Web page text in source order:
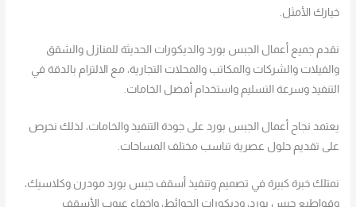
خيارك الأمثل.
نقدم جميع أعمال الجبس بورد والديكورات الحديثة للمنازل والشقق
والفيلات والشركات والمكاتب والمحلات التجارية، مع الالتزام بالدقة في
التنفيذ وسرعة التسليم واستخدام أفضل الخامات.
يعتمد نجاح أعمال الجبس بورد على جودة التنفيذ والخامات، لذلك نحرص
على تقديم حلول عصرية تناسب مختلف المساحات.
نمتلك خبرة كبيرة في تصميم وتنفيذ أسقف جبس بورد مودرن وكلاسيك،
وقواطيع جبس بورد، وديكورات الحوائط، وإخفاء عيوب الأسقف